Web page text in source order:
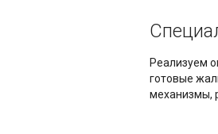
Реализуем
готовые
механизмы,